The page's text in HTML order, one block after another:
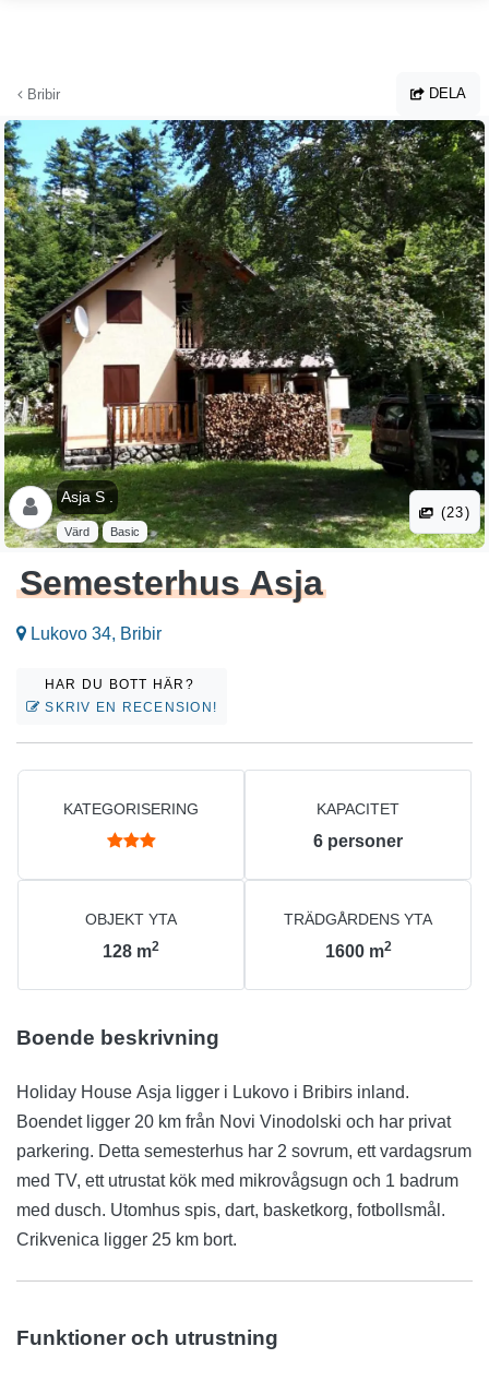
Bribir DELA
Asja S .
Värd Basic
(23)
Semesterhus Asja
Lukovo 34, Bribir
HAR DU BOTT HÄR?
SKRIV EN RECENSION!
KATEGORISERING KAPACITET
6 personer
OBJEKT YTA
128 m2
TRÄDGÅRDENS YTA
1600 m2
Boende beskrivning
Holiday House Asja ligger i Lukovo i Bribirs inland.
Boendet ligger 20 km från Novi Vinodolski och har privat
parkering. Detta semesterhus har 2 sovrum, ett vardagsrum
med TV, ett utrustat kök med mikrovågsugn och 1 badrum
med dusch. Utomhus spis, dart, basketkorg, fotbollsmål.
Crikvenica ligger 25 km bort.
Funktioner och utrustning